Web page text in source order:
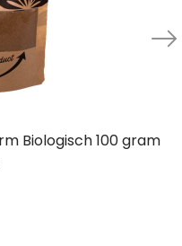
Biologisch 100 gram